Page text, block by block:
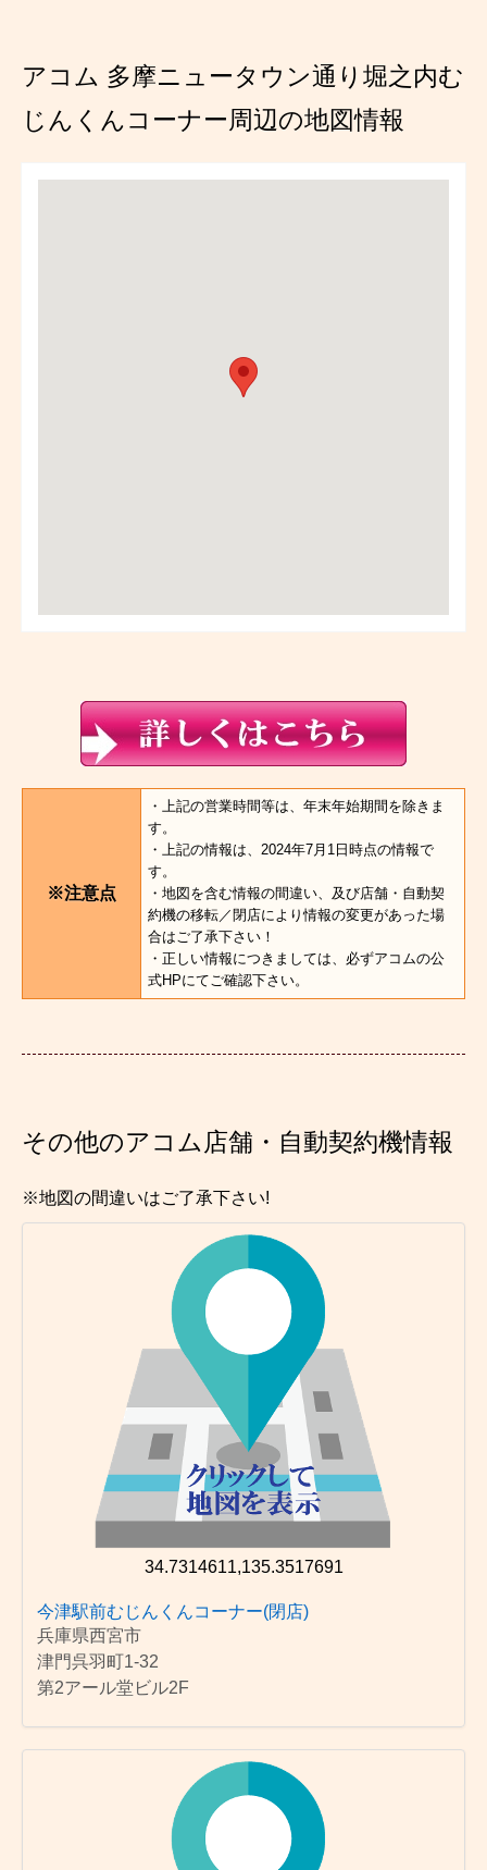
アコム 多摩ニュータウン通り堀之内む
じんくんコーナー周辺の地図情報
※注意点
・上記の営業時間等は、年末年始期間を除きま
す。
・上記の情報は、2024年7月1日時点の情報で
す。
・地図を含む情報の間違い、及び店舗・自動契
約機の移転／閉店により情報の変更があった場
合はご了承下さい！
・正しい情報につきましては、必ずアコムの公
式HPにてご確認下さい。
その他のアコム店舗・自動契約機情報
※地図の間違いはご了承下さい!
34.7314611,135.3517691
今津駅前むじんくんコーナー(閉店)
兵庫県西宮市
津門呉羽町1-32
第2アール堂ビル2F